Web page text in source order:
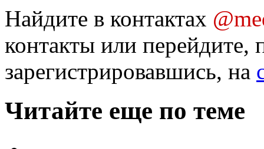
Найдите в контактах
контакты или перейдите,
зарегистрировавшись, на
Читайте еще по теме